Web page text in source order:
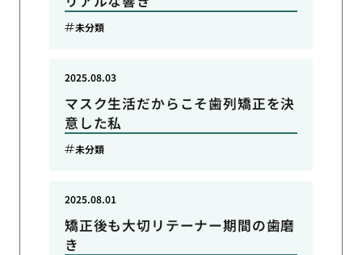
未分類
マスク生活だからこそ歯列矯正を決
意した私
2025.08.03
未分類
矯正後も大切リテーナー期間の歯磨
き
2025.08.01